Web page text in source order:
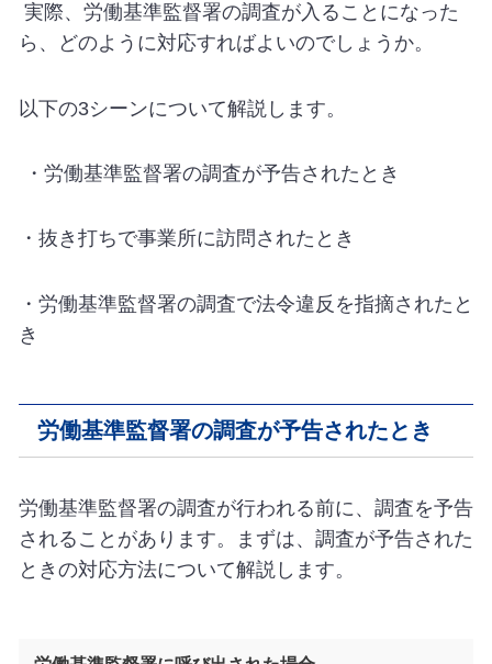
実際、労働基準監督署の調査が入ることになった
ら、どのように対応すればよいのでしょうか。
以下の3シーンについて解説します。
・労働基準監督署の調査が予告されたとき
・抜き打ちで事業所に訪問されたとき
・労働基準監督署の調査で法令違反を指摘されたと
き
労働基準監督署の調査が予告されたとき
労働基準監督署の調査が行われる前に、調査を予告
されることがあります。まずは、調査が予告された
ときの対応方法について解説します。